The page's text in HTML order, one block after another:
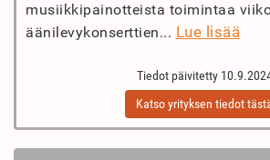
musiikkipainotteista toimintaa
äänilevykonserttien... Lue lisää
Tiedot päivitetty
Katso yrityksen tiedot